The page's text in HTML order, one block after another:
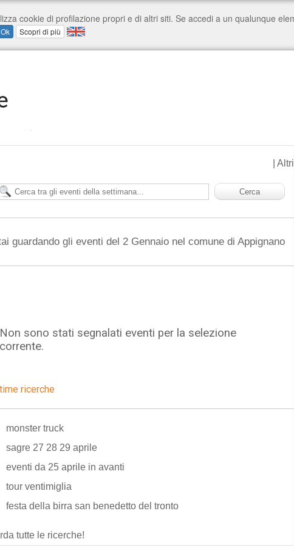
Altri
guardando gli eventi del 2 Gennaio nel comune di Appignano
Non sono stati segnalati eventi per la selezione
corrente.
ricerche
monster truck
sagre 27 28 29 aprile
eventi da 25 aprile in avanti
tour ventimiglia
festa della birra san benedetto del tronto
tutte le ricerche!